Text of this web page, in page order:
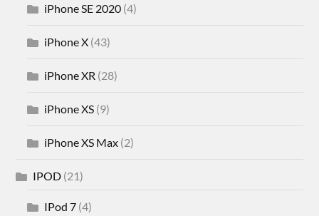
iPhone SE 2020 (4)
iPhone X (43)
iPhone XR (28)
iPhone XS (9)
iPhone XS Max (2)
IPOD (21)
IPod 7 (4)